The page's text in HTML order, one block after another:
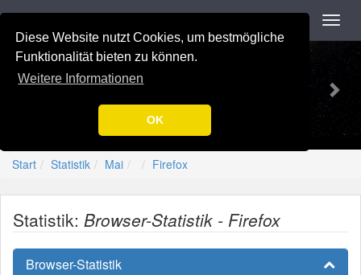
Diese Website nutzt Cookies, um bestmögliche
Funktionalität bieten zu können.
Weitere Informationen
OK
Navigation
Previous-=[Nation-7.de]=-
Start Statistik Mai Firefox
Statistik: Browser-Statistik - Firefox
Browser-Statistik